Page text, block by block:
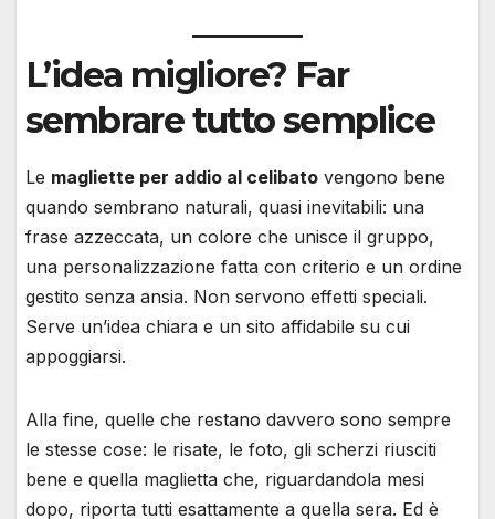
L’idea migliore? Far
sembrare tutto semplice
Le magliette per addio al celibato vengono bene
quando sembrano naturali, quasi inevitabili: una
frase azzeccata, un colore che unisce il gruppo,
una personalizzazione fatta con criterio e un ordine
gestito senza ansia. Non servono effetti speciali.
Serve un’idea chiara e un sito affidabile su cui
appoggiarsi.
Alla fine, quelle che restano davvero sono sempre
le stesse cose: le risate, le foto, gli scherzi riusciti
bene e quella maglietta che, riguardandola mesi
dopo, riporta tutti esattamente a quella sera. Ed è